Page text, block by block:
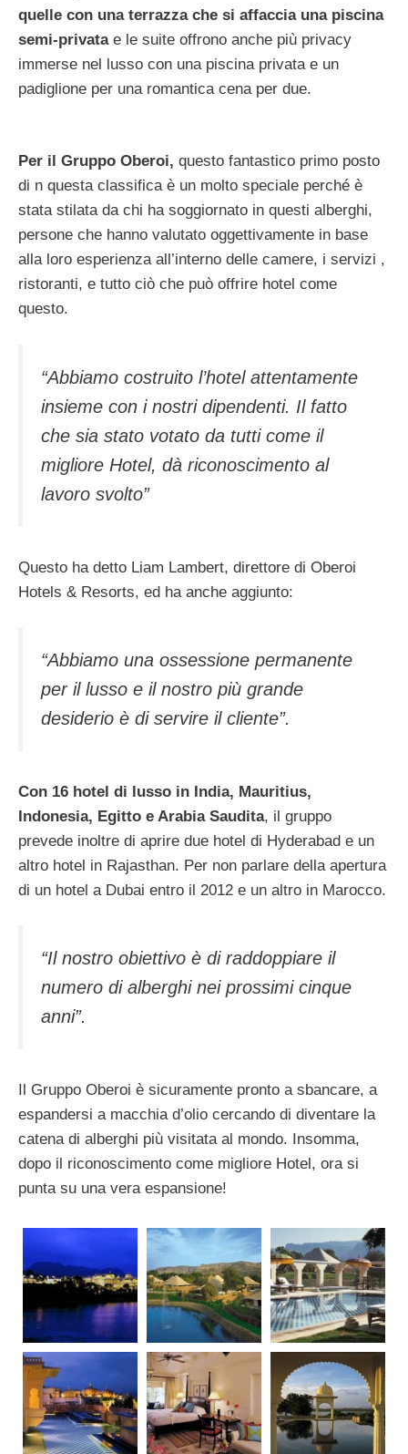
quelle con una terrazza che si affaccia una piscina
semi-privatae le suite offrono anche più privacy
immerse nel lusso con una piscina privata e un
padiglione per una romantica cena per due.
Per il Gruppo Oberoi, questo fantastico primo posto
di n questa classifica è un molto speciale perché è
stata stilata da chi ha soggiornato in questi alberghi,
persone che hanno valutato oggettivamente in base
alla loro esperienza all’interno delle camere, i servizi ,
ristoranti, e tutto ciò che può offrire hotel come
questo.
“Abbiamo costruito l’hotel attentamente
insieme con i nostri dipendenti. Il fatto
che sia stato votato da tutti come il
migliore Hotel, dà riconoscimento al
lavoro svolto”
Questo ha detto Liam Lambert, direttore di Oberoi
Hotels & Resorts, ed ha anche aggiunto:
“Abbiamo una ossessione permanente
per il lusso e il nostro più grande
desiderio è di servire il cliente”.
Con 16 hotel di lusso in India, Mauritius,
Indonesia, Egitto e Arabia Saudita, il gruppo
prevede inoltre di aprire due hotel di Hyderabad e un
altro hotel in Rajasthan. Per non parlare della apertura
di un hotel a Dubai entro il 2012 e un altro in Marocco.
“Il nostro obiettivo è di raddoppiare il
numero di alberghi nei prossimi cinque
anni”.
Il Gruppo Oberoi è sicuramente pronto a sbancare, a
espandersi a macchia d’olio cercando di diventare la
catena di alberghi più visitata al mondo. Insomma,
dopo il riconoscimento come migliore Hotel, ora si
punta su una vera espansione!